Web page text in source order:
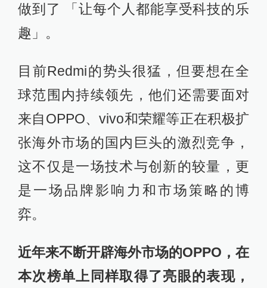
做到了 「让每个人都能享受科技的乐
趣」。
目前Redmi的势头很猛，但要想在全
球范围内持续领先，他们还需要面对
来自OPPO、vivo和荣耀等正在积极扩
张海外市场的国内巨头的激烈竞争，
这不仅是一场技术与创新的较量，更
是一场品牌影响力和市场策略的博
弈。
近年来不断开辟海外市场的OPPO，在
本次榜单上同样取得了亮眼的表现，